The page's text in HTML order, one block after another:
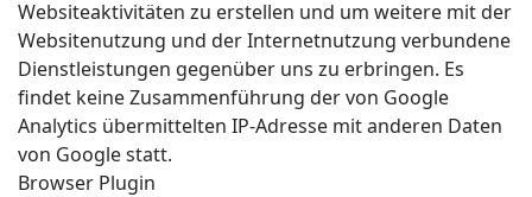
Websiteaktivitäten zu erstellen und um weitere mit der
Websitenutzung und der Internetnutzung verbundene
Dienstleistungen gegenüber uns zu erbringen. Es
findet keine Zusammenführung der von Google
Analytics übermittelten IP-Adresse mit anderen Daten
von Google statt.
Browser Plugin